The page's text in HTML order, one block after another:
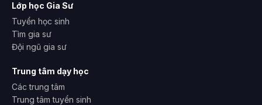
Lớp học Gia Sư
Tuyển học sinh
Tìm gia sư
Đội ngũ gia sư
Trung tâm dạy học
Các trung tâm
Trung tâm tuyển sinh